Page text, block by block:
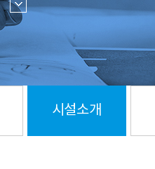
시설소개